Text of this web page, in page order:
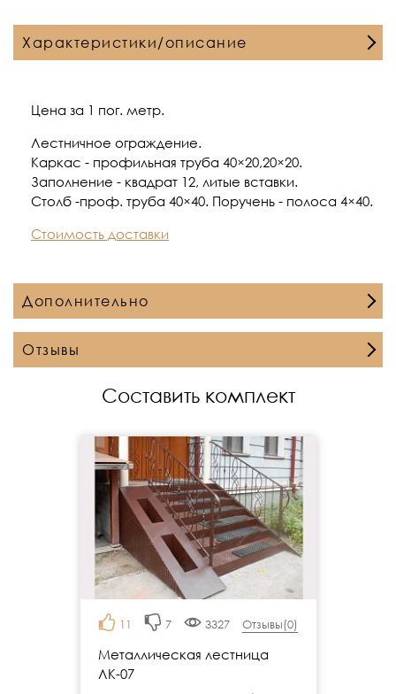
Характеристики/описание
Цена за 1 пог. метр.
Лестничное ограждение.
Каркас - профильная труба 40×20,20×20.
Заполнение - квадрат 12, литые вставки.
Столб -проф. труба 40×40. Поручень - полоса 4×40.
Стоимость доставки
Дополнительно
Отзывы
Составить комплект
11 7 3327 Отзывы(0)
Металлическая лестница
ЛК-07